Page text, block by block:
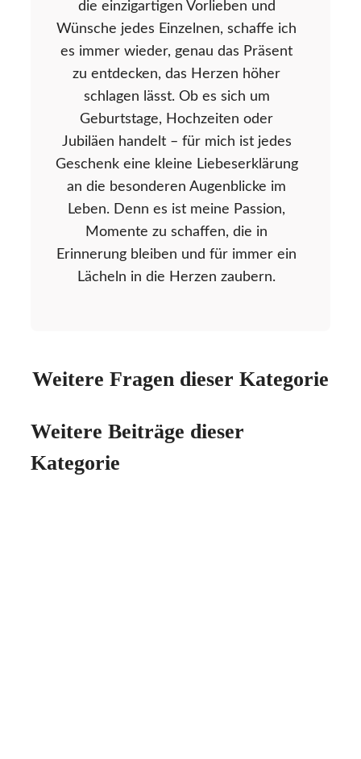
die einzigartigen Vorlieben und
Wünsche jedes Einzelnen, schaffe ich
es immer wieder, genau das Präsent
zu entdecken, das Herzen höher
schlagen lässt. Ob es sich um
Geburtstage, Hochzeiten oder
Jubiläen handelt – für mich ist jedes
Geschenk eine kleine Liebeserklärung
an die besonderen Augenblicke im
Leben. Denn es ist meine Passion,
Momente zu schaffen, die in
Erinnerung bleiben und für immer ein
Lächeln in die Herzen zaubern.
Weitere Fragen dieser Kategorie
Weitere Beiträge dieser
Kategorie